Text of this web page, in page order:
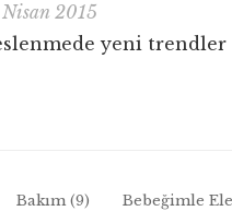
2015
yeni trendler
Bakım(9) Bebeğimle